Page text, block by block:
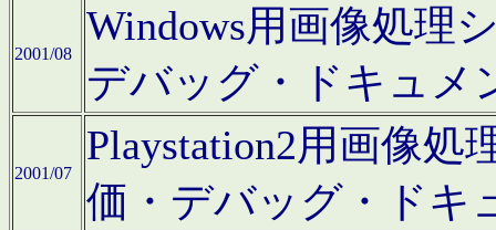
2001/08
Windows用画像処理
デバッグ・ドキュメ
2001/07
Playstation2用画像
価・デバッグ・ドキ